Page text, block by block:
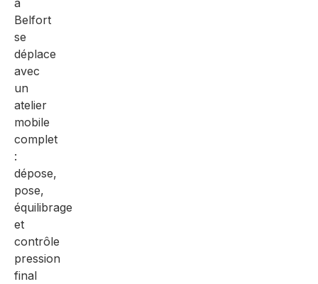
à
Belfort
se
déplace
avec
un
atelier
mobile
complet
:
dépose,
pose,
équilibrage
et
contrôle
pression
final